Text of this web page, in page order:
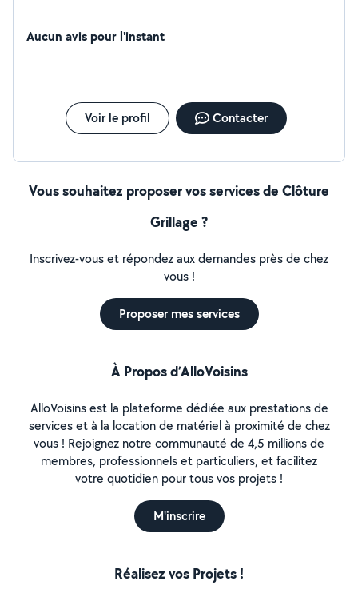
Aucun avis pour l'instant
Voir le profil Contacter
Vous souhaitez proposer vos services de Clôture
Grillage ?
Inscrivez-vous et répondez aux demandes près de chez
vous !
Proposer mes services
À Propos d’AlloVoisins
AlloVoisins est la plateforme dédiée aux prestations de
services et à la location de matériel à proximité de chez
vous ! Rejoignez notre communauté de 4,5 millions de
membres, professionnels et particuliers, et facilitez
votre quotidien pour tous vos projets !
M'inscrire
Réalisez vos Projets !